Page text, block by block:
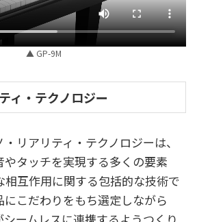
▲ GP-9M
ィ・テクノロジー
リアリティ・テクノロジーは、
やタッチを実現する多くの要素
相互作用に関する包括的な技術で
にこだわりをもち選定しながら